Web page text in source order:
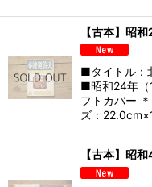
【古本】昭
■タイトル：
■昭和24年（
フトカバー
ズ：
【古本】昭